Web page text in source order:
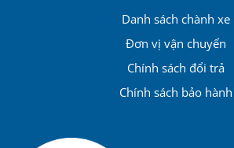
Danh sách chành xe
Đơn vị vận chuyển
Chính sách đổi trả
Chính sách bảo hành